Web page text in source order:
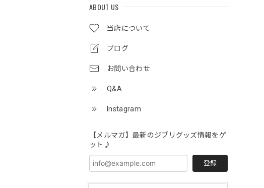
ABOUT US
当店について
ブログ
お問い合わせ
Q&A
Instagram
【メルマガ】最新のジブリグッズ情報をゲ
ット♪
登録